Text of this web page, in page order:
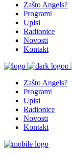
Zašto Angels?
Programi
Upisi
Radionice
Novosti
Kontakt
Zašto Angels?
Programi
Upisi
Radionice
Novosti
Kontakt